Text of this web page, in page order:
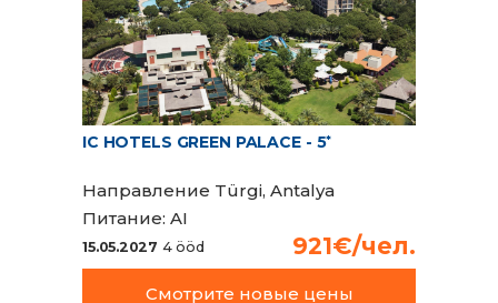
IC HOTELS GREEN PALACE - 5*
Направление Türgi, Antalya
Питание: AI
15.05.2027 4 ööd 921€/чел.
Смотрите новые цены